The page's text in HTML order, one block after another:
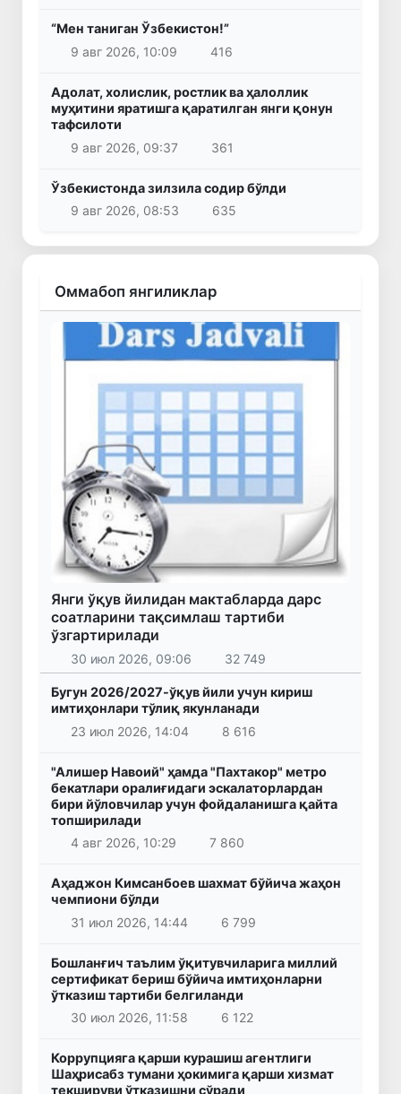
“Мен таниган Ўзбекистон!”
9 авг 2026, 10:09
416
Адолат, холислик, ростлик ва ҳалоллик
муҳитини яратишга қаратилган янги қонун
тафсилоти
9 авг 2026, 09:37
361
Ўзбекистонда зилзила содир бўлди
9 авг 2026, 08:53
635
Оммабоп янгиликлар
Янги ўқув йилидан мактабларда дарс
соатларини тақсимлаш тартиби
ўзгартирилади
30 июл 2026, 09:06 32 749
Бугун 2026/2027-ўқув йили учун кириш
имтиҳонлари тўлиқ якунланади
23 июл 2026, 14:04
8 616
"Алишер Навоий" ҳамда "Пахтакор" метро
бекатлари оралиғидаги эскалаторлардан
бири йўловчилар учун фойдаланишга қайта
топширилади
4 авг 2026, 10:29
7 860
Аҳаджон Кимсанбоев шахмат бўйича жаҳон
чемпиони бўлди
31 июл 2026, 14:44
6 799
Бошланғич таълим ўқитувчиларига миллий
сертификат бериш бўйича имтиҳонларни
ўтказиш тартиби белгиланди
30 июл 2026, 11:58
6 122
Коррупцияга қарши курашиш агентлиги
Шаҳрисабз тумани ҳокимига қарши хизмат
текшируви ўтказишни сўради